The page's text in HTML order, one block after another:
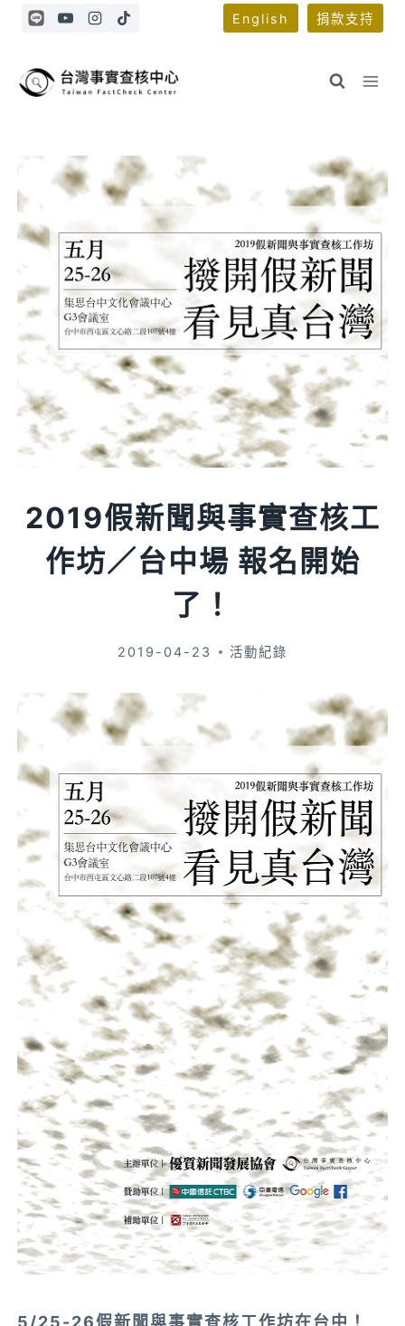
Skip
English 捐款支持
2019假新聞與事實查核工
作坊／台中場 報名開始
了！
2019-04-23 活動紀錄
5/25-26假新聞與事實查核工作坊在台中！